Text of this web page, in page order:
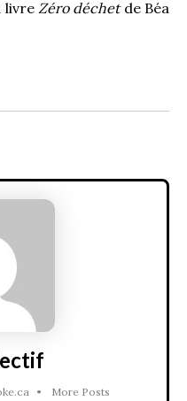
livre Zéro déchetde Béa
• More Posts